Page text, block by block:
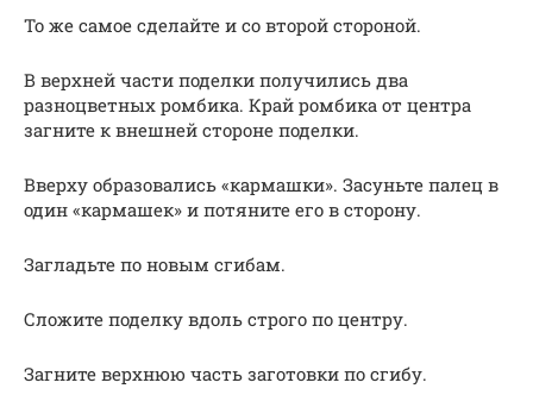
То же самое сделайте и со второй стороной.
В верхней части поделки получились два
разноцветных ромбика. Край ромбика от центра
загните к внешней стороне поделки.
Вверху образовались «кармашки». Засуньте палец в
один «кармашек» и потяните его в сторону.
Загладьте по новым сгибам.
Сложите поделку вдоль строго по центру.
Загните верхнюю часть заготовки по сгибу.